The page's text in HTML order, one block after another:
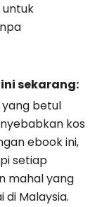
sekarang:
betul
kos
ebook ini,
setiap
mahal yang
Malaysia.